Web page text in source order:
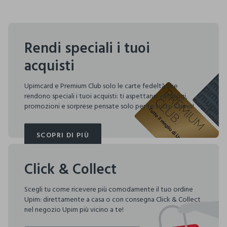
Rendi speciali i tuoi
acquisti
Upimcard e Premium Club solo le carte fedeltà che
rendono speciali i tuoi acquisti: ti aspettano vantaggi,
promozioni e sorprese pensate solo per te tutto l'anno!
SCOPRI DI PIÙ
SCOPRI DI PIÙ
Click & Collect
Scegli tu come ricevere più comodamente il tuo ordine
Upim: direttamente a casa o con consegna Click & Collect
nel negozio Upim più vicino a te!